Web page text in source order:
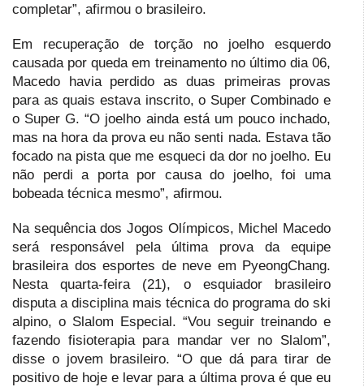
completar”, afirmou o brasileiro.
Em recuperação de torção no joelho esquerdo
causada por queda em treinamento no último dia 06,
Macedo havia perdido as duas primeiras provas
para as quais estava inscrito, o Super Combinado e
o Super G. “O joelho ainda está um pouco inchado,
mas na hora da prova eu não senti nada. Estava tão
focado na pista que me esqueci da dor no joelho. Eu
não perdi a porta por causa do joelho, foi uma
bobeada técnica mesmo”, afirmou.
Na sequência dos Jogos Olímpicos, Michel Macedo
será responsável pela última prova da equipe
brasileira dos esportes de neve em PyeongChang.
Nesta quarta-feira (21), o esquiador brasileiro
disputa a disciplina mais técnica do programa do ski
alpino, o Slalom Especial. “Vou seguir treinando e
fazendo fisioterapia para mandar ver no Slalom”,
disse o jovem brasileiro. “O que dá para tirar de
positivo de hoje e levar para a última prova é que eu